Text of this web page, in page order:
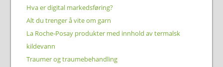
Hva er digital markedsføring?
Alt du trenger å vite om garn
La Roche-Posay produkter med innhold av termalsk
kildevann
Traumer og traumebehandling